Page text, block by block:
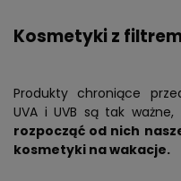
Kosmetyki z
Produkty chroniące
UVA i UVB są tak ważne,
rozpocząć od nich
kosmetyki na wakacje.